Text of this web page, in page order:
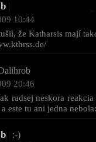
|
10:44
že Katharsis mají
20:46
radsej neskora
este tu ani jedna
| :-)